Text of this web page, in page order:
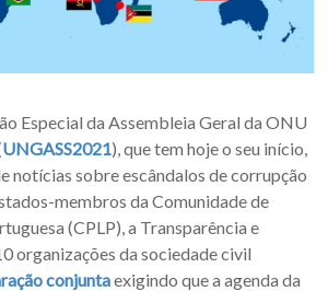
Especial da Assembleia Geral da ONU
UNGASS2021), que tem hoje o seu início,
notícias sobre escândalos de corrupção
membros da Comunidade de
(CPLP), a Transparência e
organizações da sociedade civil
conjuntaexigindo que a agenda da